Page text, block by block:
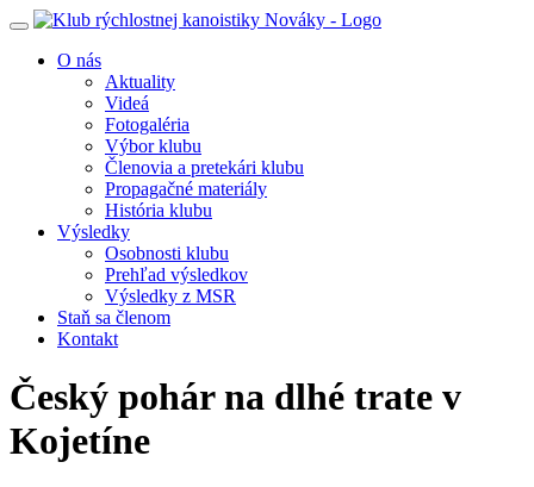
Toggle
navigationO nás
Aktuality
Videá
Fotogaléria
Výbor klubu
Členovia a pretekári klubu
Propagačné materiály
História klubu
Výsledky
Osobnosti klubu
Prehľad výsledkov
Výsledky z MSR
Staň sa členom
Kontakt
Český pohár na dlhé trate v
Kojetíne